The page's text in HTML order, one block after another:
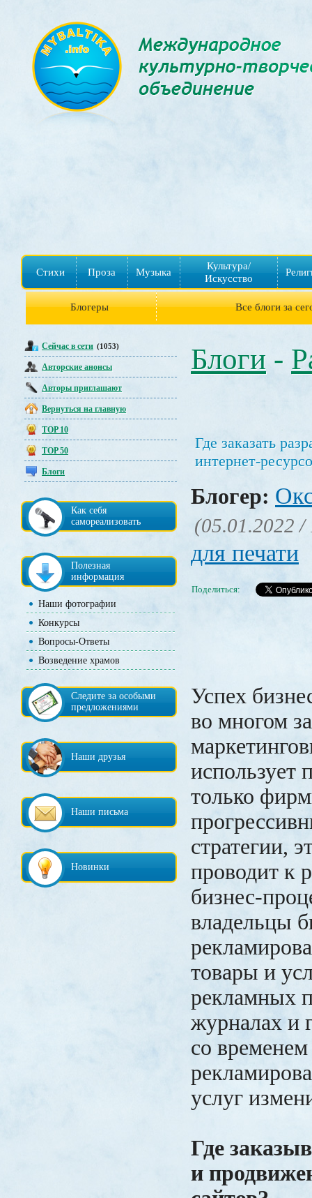
Стихи Проза Музыка
Культура/
Искусство
Блогеры Все блоги за
Сейчас в сети (1053)
Авторские анонсы
Авторы приглашают
Вернуться на главную
TOP 10
TOP 50
Блоги
Как себя
самореализовать
Полезная
информация
Наши фотографии
Конкурсы
Вопросы-Ответы
Возведение храмов
Следите за особыми
предложениями
Наши друзья
Наши письма
Новинки
Блоги -
Где заказать
интернет-
Блогер:
(05.01.2022 /
для печати
Поделиться:
Успех
во многом
использует
только
стратегии,
проводит к
бизнес-
владельцы
товары и
рекламных
журналах и
со
услуг
Где
и